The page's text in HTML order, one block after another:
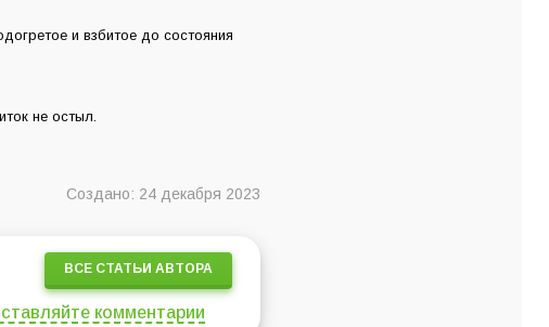
и взбитое до состояния
не остыл.
Создано: 24 декабря 2023
ВСЕ СТАТЬИ АВТОРА
комментарии